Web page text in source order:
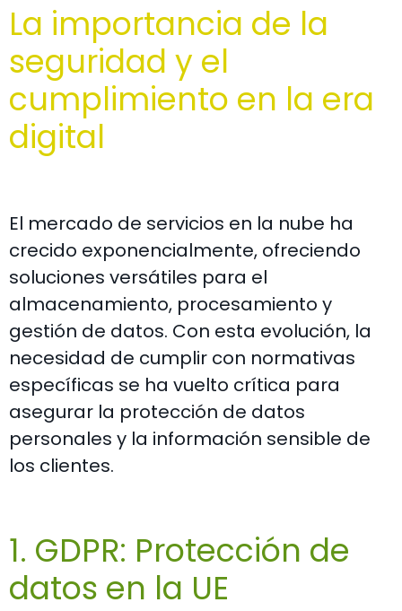
La importancia de la
seguridad y el
cumplimiento en la era
digital
El mercado de servicios en la nube ha
crecido exponencialmente, ofreciendo
soluciones versátiles para el
almacenamiento, procesamiento y
gestión de datos. Con esta evolución, la
necesidad de cumplir con normativas
específicas se ha vuelto crítica para
asegurar la protección de datos
personales y la información sensible de
los clientes.
1. GDPR: Protección de
datos en la UE